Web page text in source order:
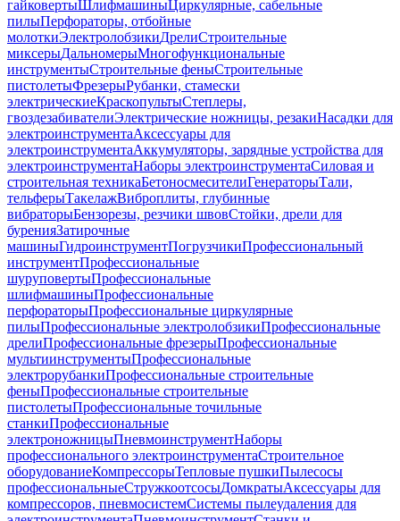
гайковертыШлифмашиныЦиркулярные, сабельные
пилыПерфораторы, отбойные
молоткиЭлектролобзикиДрелиСтроительные
миксерыДальномерыМногофункциональные
инструментыСтроительные феныСтроительные
пистолетыФрезерыРубанки, стамески
электрическиеКраскопультыСтеплеры,
гвоздезабивателиЭлектрические ножницы, резакиНасадки для
электроинструментаАксессуары для
электроинструментаАккумуляторы, зарядные устройства для
электроинструментаНаборы электроинструментаСиловая и
строительная техникаБетоносмесителиГенераторыТали,
тельферыТакелажВиброплиты, глубинные
вибраторыБензорезы, резчики швовСтойки, дрели для
буренияЗатирочные
машиныГидроинструментПогрузчикиПрофессиональный
инструментПрофессиональные
шуруповертыПрофессиональные
шлифмашиныПрофессиональные
перфораторыПрофессиональные циркулярные
пилыПрофессиональные электролобзикиПрофессиональные
дрелиПрофессиональные фрезерыПрофессиональные
мультиинструментыПрофессиональные
электрорубанкиПрофессиональные строительные
феныПрофессиональные строительные
пистолетыПрофессиональные точильные
станкиПрофессиональные
электроножницыПневмоинструментНаборы
профессионального электроинструментаСтроительное
оборудованиеКомпрессорыТепловые пушкиПылесосы
профессиональныеСтружкоотсосыДомкратыАксессуары для
компрессоров, пневмосистемСистемы пылеудаления для